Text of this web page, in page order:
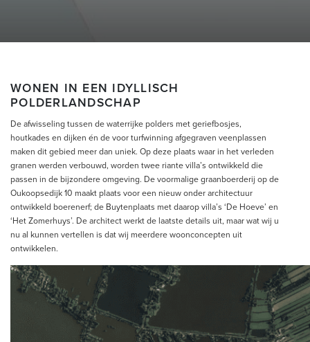
WONEN IN EEN IDYLLISCH
POLDERLANDSCHAP
De afwisseling tussen de waterrijke polders met geriefbosjes,
houtkades en dijken én de voor turfwinning afgegraven veenplassen
maken dit gebied meer dan uniek. Op deze plaats waar in het verleden
granen werden verbouwd, worden twee riante villa’s ontwikkeld die
passen in de bijzondere omgeving. De voormalige graanboerderij op de
Oukoopsedijk 10 maakt plaats voor een nieuw onder architectuur
ontwikkeld boerenerf; de Buytenplaats met daarop villa’s ‘De Hoeve’ en
‘Het Zomerhuys’. De architect werkt de laatste details uit, maar wat wij u
nu al kunnen vertellen is dat wij meerdere woonconcepten uit
ontwikkelen.